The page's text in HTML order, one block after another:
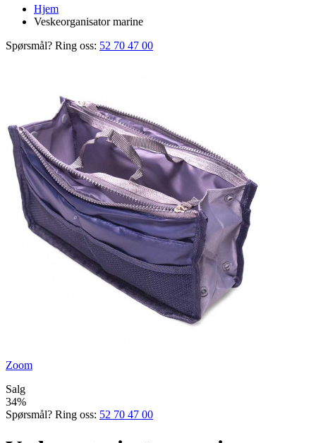
Hjem
Veskeorganisator marine
Spørsmål? Ring oss: 52 70 47 00
Zoom
Salg
34%
Spørsmål? Ring oss: 52 70 47 00